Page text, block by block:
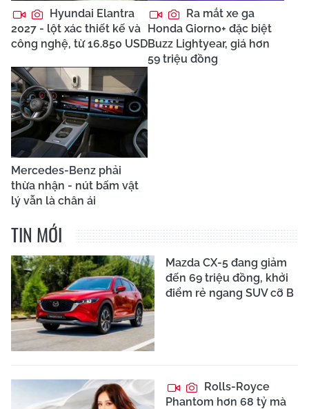
Hyundai Elantra
2027 - lột xác thiết kế và
công nghệ, từ 16.850 USD
Ra mắt xe ga
Honda Giorno+ đặc biệt
Buzz Lightyear, giá hơn
59 triệu đồng
Mercedes-Benz phải
thừa nhận - nút bấm vật
lý vẫn là chân ái
TIN MỚI
Mazda CX-5 đang giảm
đến 69 triệu đồng, khởi
điểm rẻ ngang SUV cỡ B
Rolls-Royce
Phantom hơn 68 tỷ mà